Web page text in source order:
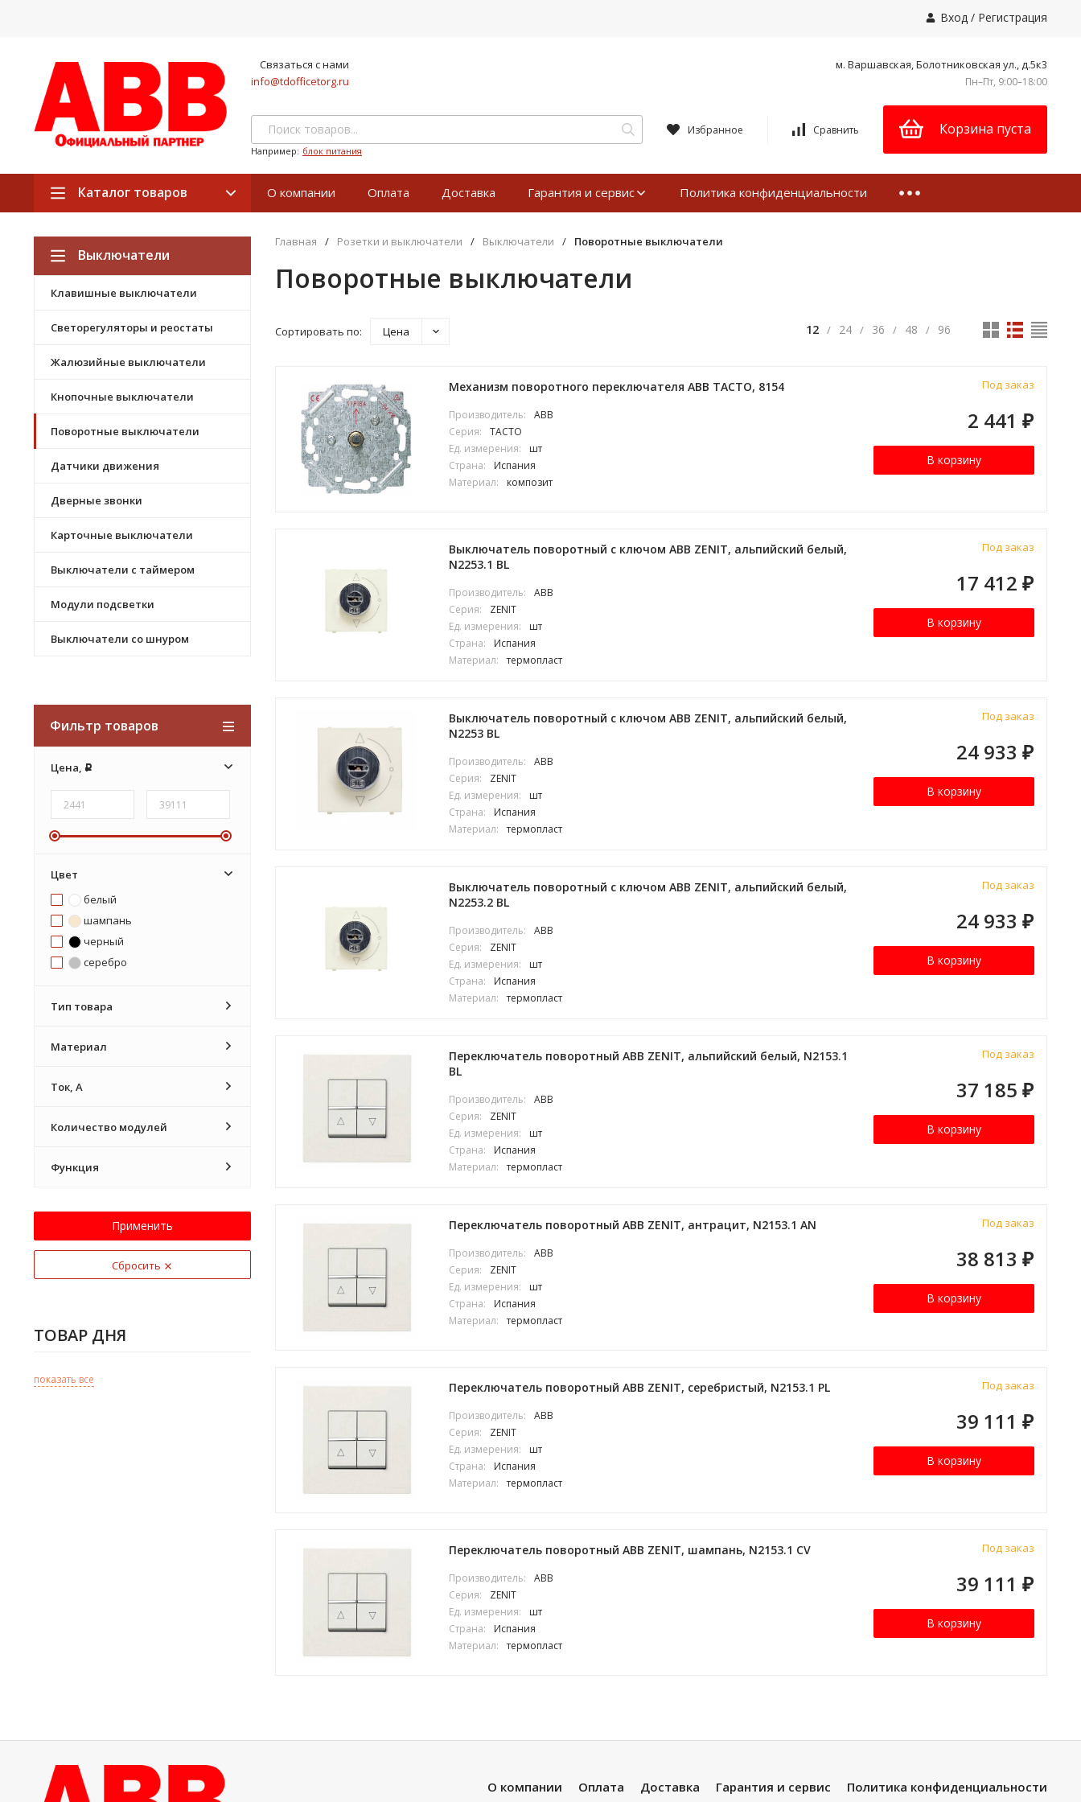
Вход / Регистрация
Связаться с нами
info@tdofficetorg.ru
м. Варшавская, Болотниковская ул., д.5к3
Пн–Пт, 9:00–18:00
Например: блок питания
Избранное Сравнить Корзина пуста
Каталог товаров О компании Оплата Доставка Гарантия и сервис Политика конфиденциальности
Выключатели
Клавишные выключатели
Светорегуляторы и реостаты
Жалюзийные выключатели
Кнопочные выключатели
Поворотные выключатели
Датчики движения
Дверные звонки
Карточные выключатели
Выключатели с таймером
Модули подсветки
Выключатели со шнуром
Фильтр товаров
Цена, Р
Цвет
белый
шампань
черный
серебро
Тип товара
Материал
Ток, А
Количество модулей
Функция
Применить
Сбросить
ТОВАР ДНЯ
показать все
Главная / Розетки и выключатели / Выключатели / Поворотные выключатели
Поворотные выключатели
Сортировать по: Цена 12 / 24 / 36 / 48 / 96
Механизм поворотного переключателя ABB TACTO, 8154
Производитель:
ABB
Серия:
TACTO
Ед. измерения:
шт
Страна:
Испания
Материал:
композит
Под заказ
2 441 ₽
В корзину
Выключатель поворотный с ключом ABB ZENIT, альпийский белый,
N2253.1 BL
Производитель:
ABB
Серия:
ZENIT
Ед. измерения:
шт
Страна:
Испания
Материал:
термопласт
Под заказ
17 412 ₽
В корзину
Выключатель поворотный с ключом ABB ZENIT, альпийский белый,
N2253 BL
Производитель:
ABB
Серия:
ZENIT
Ед. измерения:
шт
Страна:
Испания
Материал:
термопласт
Под заказ
24 933 ₽
В корзину
Выключатель поворотный с ключом ABB ZENIT, альпийский белый,
N2253.2 BL
Производитель:
ABB
Серия:
ZENIT
Ед. измерения:
шт
Страна:
Испания
Материал:
термопласт
Под заказ
24 933 ₽
В корзину
Переключатель поворотный ABB ZENIT, альпийский белый, N2153.1
BL
Производитель:
ABB
Серия:
ZENIT
Ед. измерения:
шт
Страна:
Испания
Материал:
термопласт
Под заказ
37 185 ₽
В корзину
Переключатель поворотный ABB ZENIT, антрацит, N2153.1 AN
Производитель:
ABB
Серия:
ZENIT
Ед. измерения:
шт
Страна:
Испания
Материал:
термопласт
Под заказ
38 813 ₽
В корзину
Переключатель поворотный ABB ZENIT, серебристый, N2153.1 PL
Производитель:
ABB
Серия:
ZENIT
Ед. измерения:
шт
Страна:
Испания
Материал:
термопласт
Под заказ
39 111 ₽
В корзину
Переключатель поворотный ABB ZENIT, шампань, N2153.1 CV
Производитель:
ABB
Серия:
ZENIT
Ед. измерения:
шт
Страна:
Испания
Материал:
термопласт
Под заказ
39 111 ₽
В корзину
О компании Оплата Доставка Гарантия и сервис Политика конфиденциальности